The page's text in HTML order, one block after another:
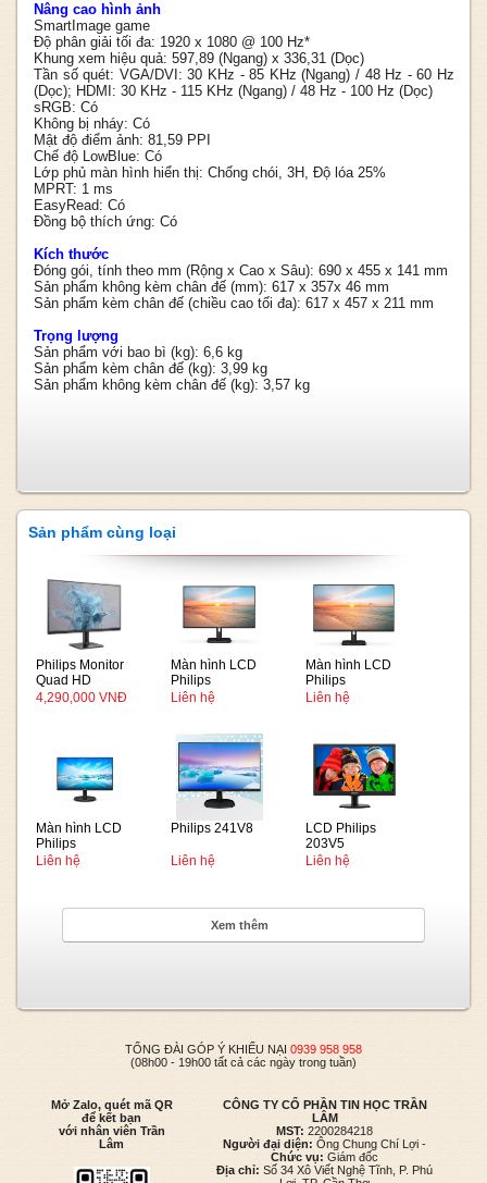
Nâng cao hình ảnh
SmartImage game
Độ phân giải tối đa: 1920 x 1080 @ 100 Hz*
Khung xem hiệu quả: 597,89 (Ngang) x 336,31 (Dọc)
Tần số quét: VGA/DVI: 30 KHz - 85 KHz (Ngang) / 48 Hz - 60 Hz
(Dọc); HDMI: 30 KHz - 115 KHz (Ngang) / 48 Hz - 100 Hz (Dọc)
sRGB: Có
Không bị nháy: Có
Mật độ điểm ảnh: 81,59 PPI
Chế độ LowBlue: Có
Lớp phủ màn hình hiển thị: Chống chói, 3H, Độ lóa 25%
MPRT: 1 ms
EasyRead: Có
Đồng bộ thích ứng: Có
Kích thước
Đóng gói, tính theo mm (Rộng x Cao x Sâu): 690 x 455 x 141 mm
Sản phẩm không kèm chân đế (mm): 617 x 357x 46 mm
Sản phẩm kèm chân đế (chiều cao tối đa): 617 x 457 x 211 mm
Trọng lượng
Sản phẩm với bao bì (kg): 6,6 kg
Sản phẩm kèm chân đế (kg): 3,99 kg
Sản phẩm không kèm chân đế (kg): 3,57 kg
Sản phẩm cùng loại
Philips Monitor
Quad HD
monitor
4,290,000 VNĐ
Màn hình LCD
Philips
24E1N1100D/74
Liên hệ
Màn hình LCD
Philips
27E1N1100D/74
Liên hệ
Màn hình LCD
Philips
221V8LB/74
Liên hệ
Philips 241V8
Liên hệ
LCD Philips
203V5
Liên hệ
Xem thêm
TỔNG ĐÀI GÓP Ý KHIẾU NẠI 0939 958 958
(08h00 - 19h00 tất cả các ngày trong tuần)
Mở Zalo, quét mã QR
để kết bạn
với nhân viên Trần
Lâm
CÔNG TY CỔ PHẦN TIN HỌC TRẦN
LÂM
MST: 2200284218
Người đại diện: Ông Chung Chí Lợi -
Chức vụ: Giám đốc
Địa chỉ: Số 34 Xô Viết Nghệ Tĩnh, P. Phú